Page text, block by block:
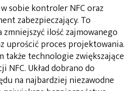
w sobie kontroler NFC oraz
zabezpieczający. To
zmniejszyć ilość zajmowanego
uprościć proces projektowania.
także technologie zwiększające
NFC. Układ dobrano do
na najbardziej niezawodne